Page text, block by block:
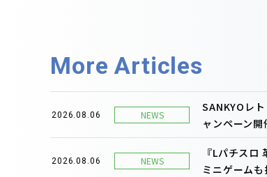
More Articles
2026.08.06 NEWS
SANKYOレ
ャンペーン開
2026.08.06 NEWS
『Lパチス
ミニゲーム